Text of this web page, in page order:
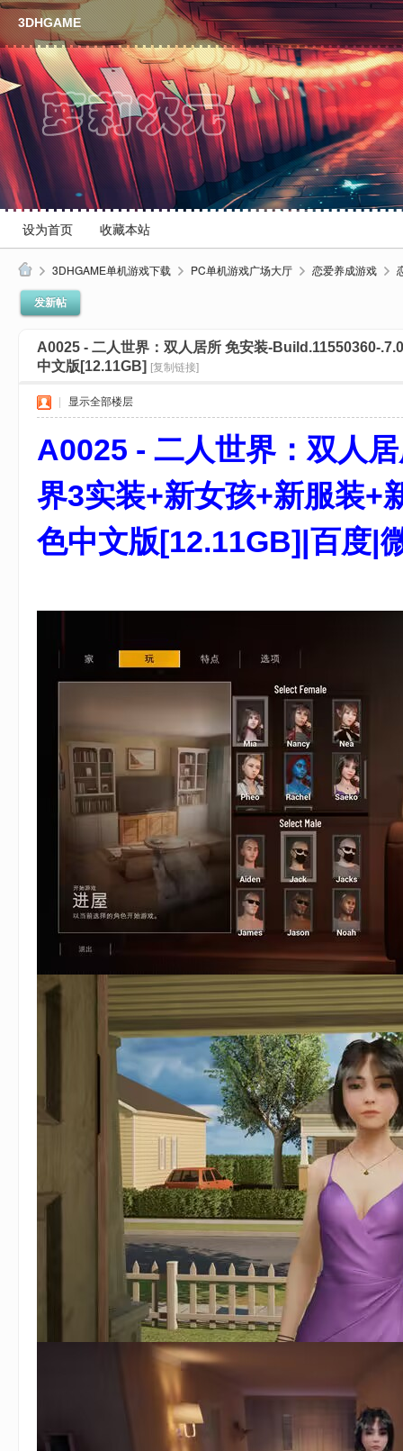
3DHGAME
设为首页 收藏本站
3
D
3DHGAME单机游戏下载 PC单机游戏广场大厅 恋爱养成游戏
发新帖
A0025 - 二人世界：双人居所 免安装-Build.11550360-
中文版[12.11GB] [复制链接]
显示全部楼层
A0025 - 二人世界：双人
界3实装+新女孩+新服装+
色中文版[12.11GB]|百度|